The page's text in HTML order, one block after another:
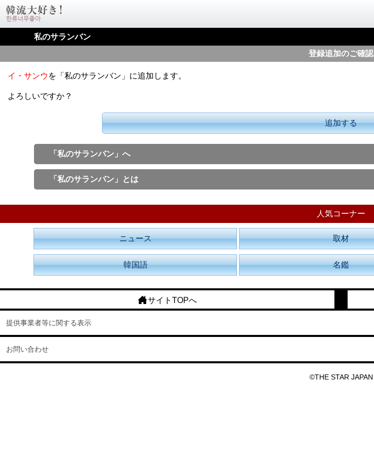
私のサランバン
登録追加のご確認
イ・サンウ を「私のサランバン」に追加します。
よろしいですか？
追加する
「私のサランバン」へ
「私のサランバン」とは
人気コーナー
ニュース 取材
韓国語 名鑑
サイトTOPへ
提供事業者等に関する表示
お問い合わせ
©THE STAR JAPAN